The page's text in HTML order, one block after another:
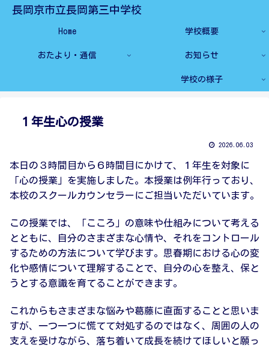
長岡京市立長岡第三中学校
Home 学校概要
おたより・通信 お知らせ
学校の様子
１年生心の授業
2026.06.03
本日の３時間目から６時間目にかけて、１年生を対象に
「心の授業」を実施しました。本授業は例年行っており、
本校のスクールカウンセラーにご担当いただいています。
この授業では、「こころ」の意味や仕組みについて考える
とともに、自分のさまざまな心情や、それをコントロール
するための方法について学びます。思春期における心の変
化や感情について理解することで、自分の心を整え、保と
うとする意識を育てることができます。
これからもさまざまな悩みや葛藤に直面することと思いま
すが、一つ一つに慌てて対処するのではなく、周囲の人の
支えを受けながら、落ち着いて成長を続けてほしいと願っ